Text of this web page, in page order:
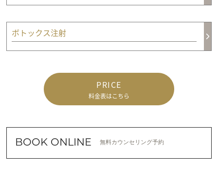
ボトックス注射
PRICE
料金表はこちら
BOOK ONLINE 無料カウンセリング予約